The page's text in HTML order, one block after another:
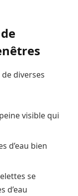
diverses
visible qui
d’eau bien
se
d’eau